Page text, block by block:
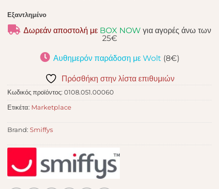
Εξαντλημένο
Δωρεάν αποστολή με BOX NOW για αγορές άνω των
25€
Αυθημερόν παράδοση με Wolt (8€)
Πρόσθήκη στην λίστα επιθυμιών
Κωδικός προϊόντος: 0108.051.00060
Ετικέτα: Marketplace
Brand: Smiffys